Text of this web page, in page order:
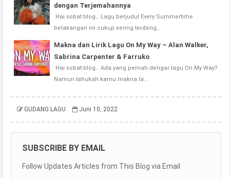
dengan Terjemahannya
Hai sobat blog… Lagu berjudul Every Summertime
belakangan ini cukup sering terdeng…
Makna dan Lirik Lagu On My Way – Alan Walker,
Sabrina Carpenter & Farruko
Hai sobat blog… Ada yang pernah dengar lagu On My Way?
Namun tahukah kamu makna la…
GUDANG LAGU Juni 10, 2022
SUBSCRIBE BY EMAIL
Follow Updates Articles from This Blog via Email